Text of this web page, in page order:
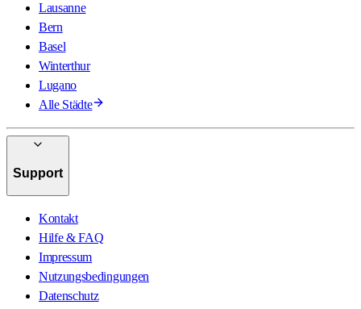
Lausanne
Bern
Basel
Winterthur
Lugano
Alle Städte
Support
Kontakt
Hilfe & FAQ
Impressum
Nutzungsbedingungen
Datenschutz